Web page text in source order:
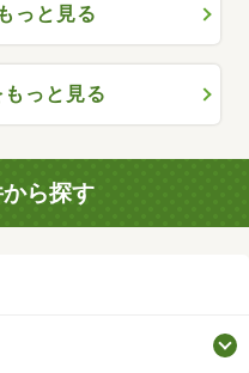
っと見る
っと見る
ら探す